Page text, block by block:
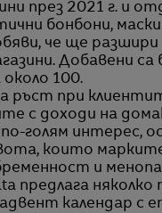
през 2021 г. и
бонбони,
че ще
Добавени са
100.
ръст при
с доходи на
по-голям интерес,
които марките
и
предлага
календар с